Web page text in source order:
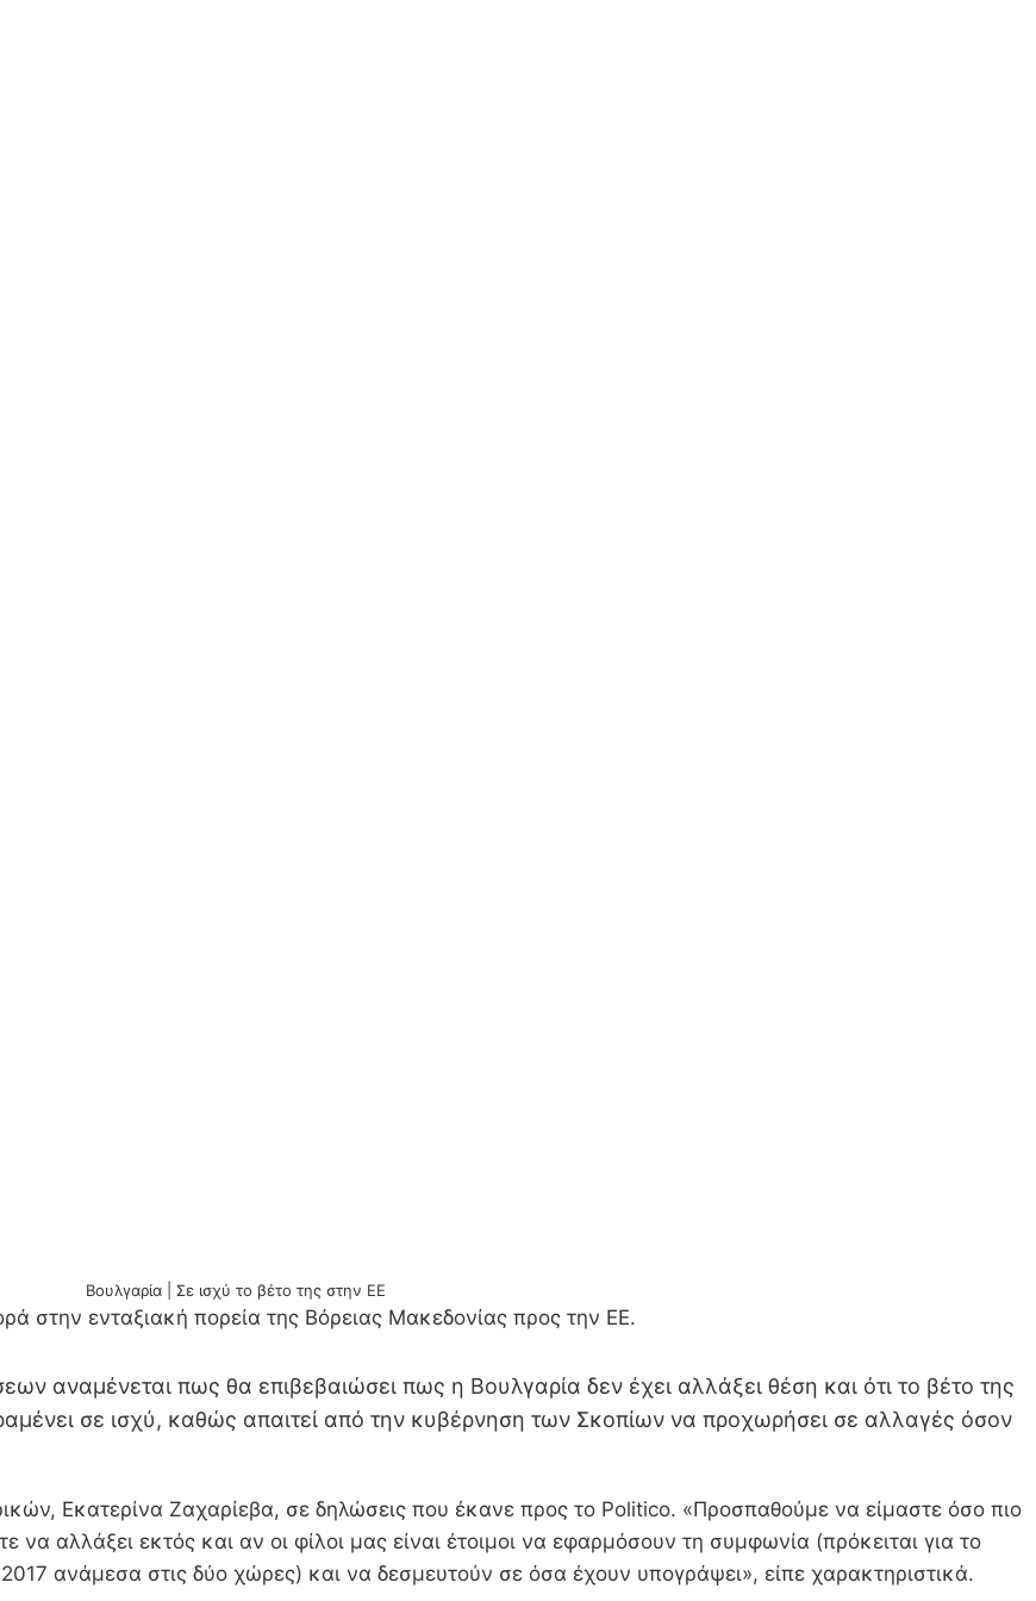
Βουλγαρία | Σε ισχύ το βέτο της στην ΕΕ
στην ενταξιακή πορεία της Βόρειας Μακεδονίας προς την ΕΕ.
αναμένεται πως θα επιβεβαιώσει πως η Βουλγαρία δεν έχει αλλάξει θέση και ότι το βέτο της
σε ισχύ, καθώς απαιτεί από την κυβέρνηση των Σκοπίων να προχωρήσει σε αλλαγές όσον
Εκατερίνα Ζαχαρίεβα, σε δηλώσεις που έκανε προς το Politico. «Προσπαθούμε να είμαστε όσο πιο
να αλλάξει εκτός και αν οι φίλοι μας είναι έτοιμοι να εφαρμόσουν τη συμφωνία (πρόκειται για το
ανάμεσα στις δύο χώρες) και να δεσμευτούν σε όσα έχουν υπογράψει», είπε χαρακτηριστικά.